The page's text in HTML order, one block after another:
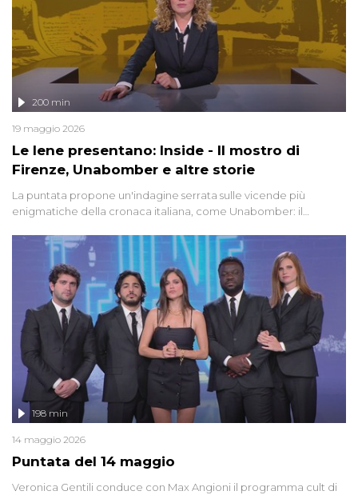
Le Iene presentano: Inside - Il mostro di
Firenze, Unabomber e altre storie
200 min
19 maggio 2026
La puntata propone un'indagine serrata sulle vicende più
enigmatiche della cronaca italiana, come Unabomber: il
'90 e il 2000 che, inquietantemente, potrebbe essere ancora in
libertà. Lo speciale affronta inoltre le zone d'ombra sul Mostro di
Firenze, le cui responsabilità appaiono ancora oggi avvolte in un
groviglio di dubbi mai chiariti. Nel corso dello speciale anche
l'intervista inedita a Olindo Romano, realizzata ne...
Puntata del 14 maggio
198 min
14 maggio 2026
Veronica Gentili conduce con Max Angioni il programma cult di